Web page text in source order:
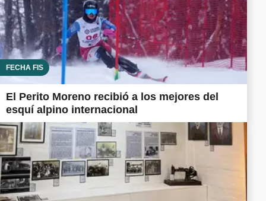
FECHA FIS
El Perito Moreno recibió a los mejores del
esquí alpino internacional